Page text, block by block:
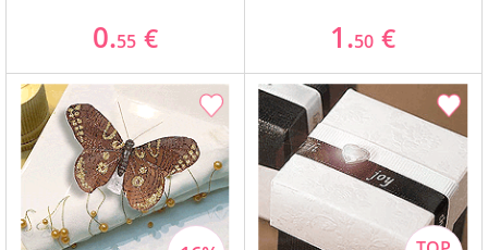
0.55 € 1.50 €